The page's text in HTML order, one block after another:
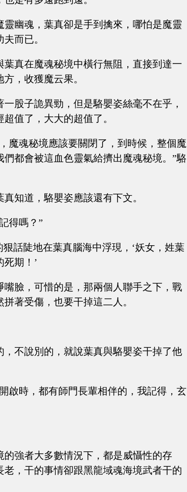
幽魂，葉真卻是手到擒來，哪怕是魔靈
而已。
真在魔魂秘境中橫行無阻，直接到達一
，收獲魔云果。
股子詭異勁，但是駱嬰姿絲毫不在乎，
值了，大大的超值了。
魔魂秘境應該要關閉了，到時候，整個魔
都會被這血色靈氣給擠出魔魂秘境。”駱
知道，駱嬰姿應該還有下文。
得嗎？”
話陡地在葉真腦海中浮現，‘妖女，姓葉
期！’
臉，可惜的是，那兩個人聯手之下，戰
著受傷，也要干掉這二人。
不說別的，就說葉真與駱嬰姿干掉了他
啟時，都有師門長輩相伴的，我記得，玄
強者大多數情況下，都是威懾性的存
，干的事情卻跟黑龍域魂海境武者干的